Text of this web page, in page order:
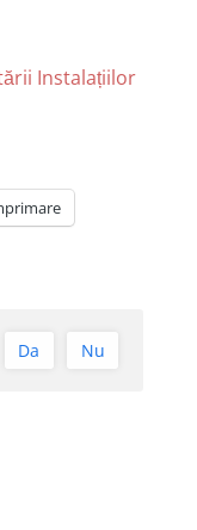
Instalațiilor
Da Nu